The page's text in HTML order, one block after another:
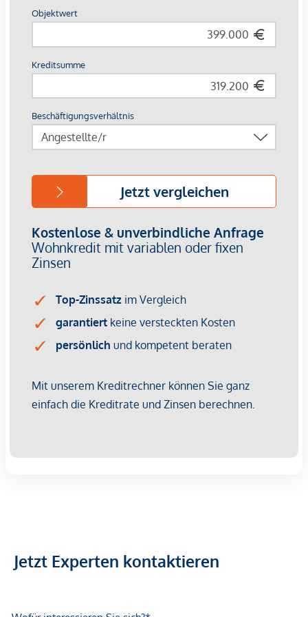
Kinderwagenabstellräume
Fußbodenheizung und -kühlung mittels
Fernwärme/Fernkälte
Klimaanlage im 8. Obergeschoss und 1. Dachgeschoss
Hochwertiger Echtholzparkettboden in Eiche
Videogegensprechanlage
Pflanztröge auf zahlreichen Freiflächen
3% Kundenprovision
Bei diesem Angebot handelt es sich um eine
Vorsorgewohnung, die zu Vermietungszwecken erworben
Der angegebene Kaufpreis versteht sich daher zzgl.
20% USt. Diese Daten sind vorbehaltlich möglicher
Betriebskosten : Die aktuell vorgeschriebenen
Jetzt Experten kontaktieren